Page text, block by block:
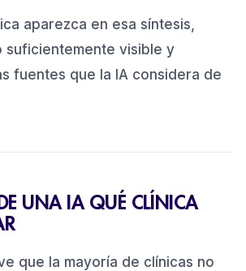
aparezca en esa síntesis,
suficientemente visible y
fuentes que la IA considera de
UNA IA QUÉ CLÍNICA
que la mayoría de clínicas no